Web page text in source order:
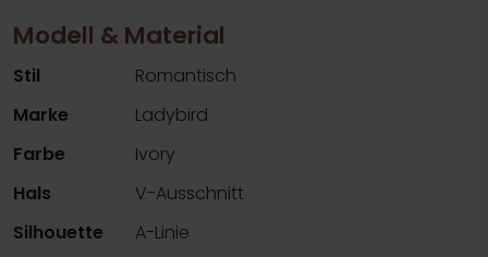
Modell & Material
Stil
Romantisch
Marke
Ladybird
Farbe
Ivory
Hals
V-Ausschnitt
Silhouette
A-Linie